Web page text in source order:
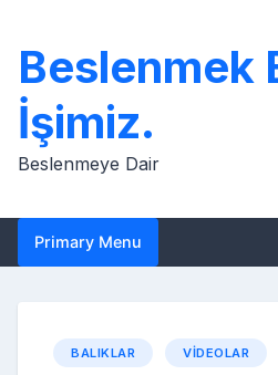
content
Beslenmek
İşimiz.
Beslenmeye Dair
Primary Menu
BALIKLAR VIDEOLAR